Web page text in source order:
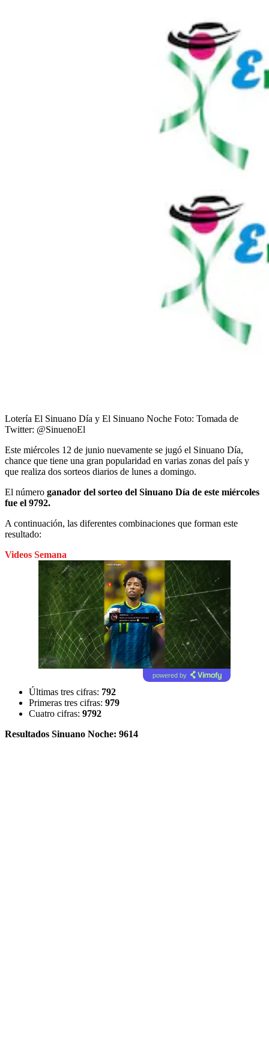
Lotería El Sinuano Día y El Sinuano Noche Foto: Tomada de
Twitter: @SinuenoEl
Este miércoles 12 de junio nuevamente se jugó el Sinuano Día,
chance que tiene una gran popularidad en varias zonas del país y
que realiza dos sorteos diarios de lunes a domingo.
El número ganador del sorteo del Sinuano Día de este miércoles
fue el 9792.
A continuación, las diferentes combinaciones que forman este
resultado:
Videos Semana
powered by
Últimas tres cifras: 792
Primeras tres cifras: 979
Cuatro cifras: 9792
Resultados Sinuano Noche: 9614